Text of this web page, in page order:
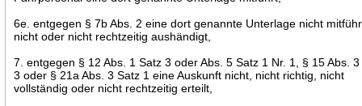
6e. entgegen § 7b Abs. 2 eine dort genannte Unterlage nicht
nicht oder nicht rechtzeitig aushändigt,
7. entgegen § 12 Abs. 1 Satz 3 oder Abs. 5 Satz 1 Nr. 1, § 15 Abs.
3 oder § 21a Abs. 3 Satz 1 eine Auskunft nicht, nicht richtig, nicht
vollständig oder nicht rechtzeitig erteilt,